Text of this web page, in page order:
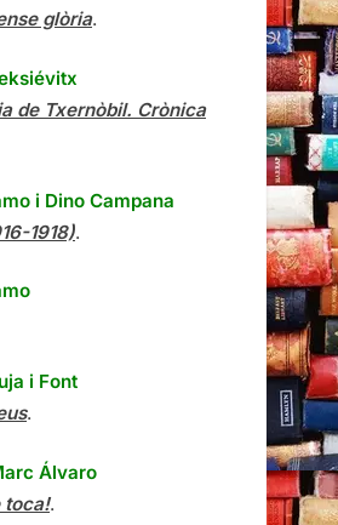
glòria.
de Txernòbil. Crònica
i Dino Campana
1918).
i Font
.
Álvaro
toca!.